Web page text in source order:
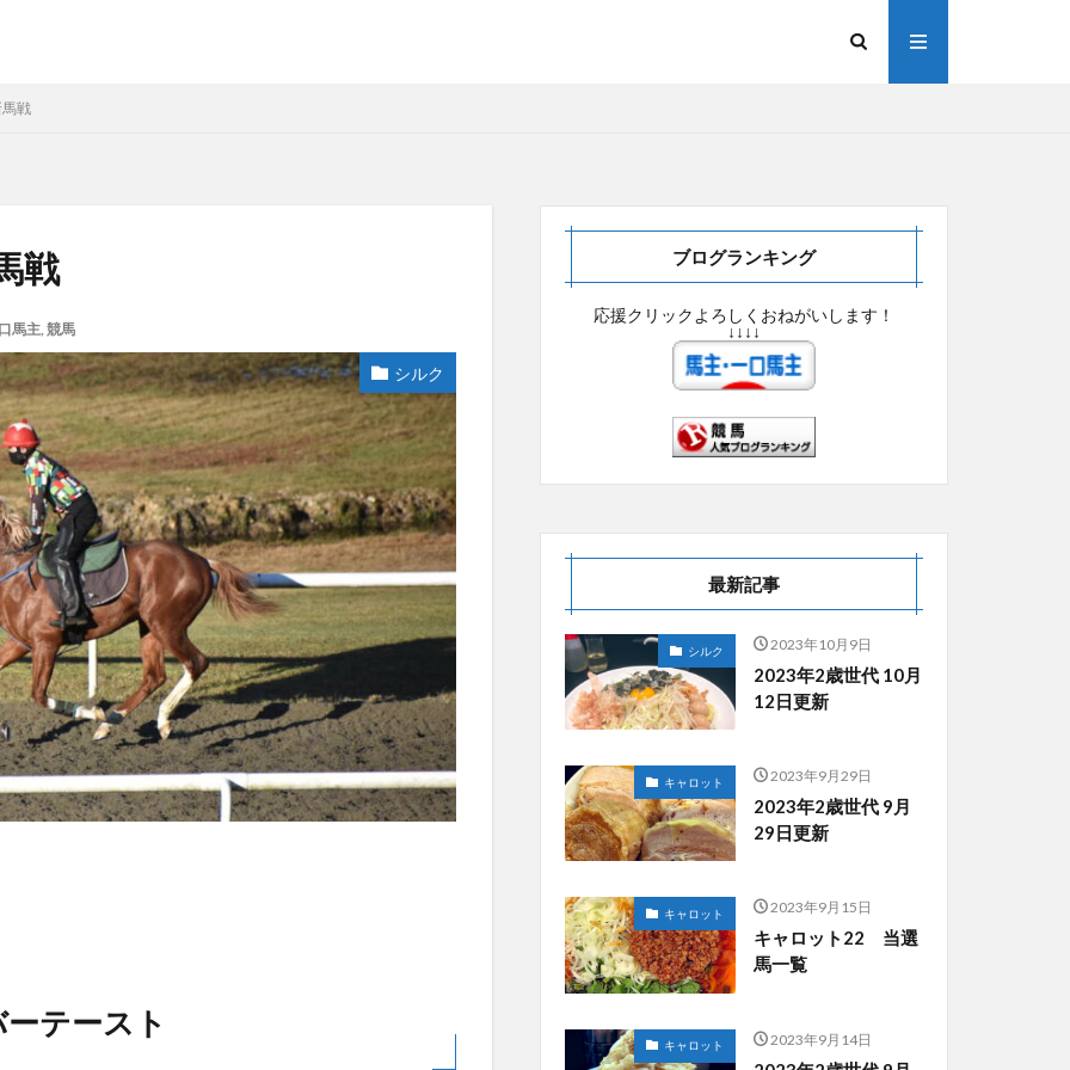
戦
戦
馬主, 競馬
シルク
テースト
ブログランキング
応援クリックよろしくおねがいします！
↓↓↓↓
最新記事
シルク 2023年10月9日
2023年2歳世代 10月
12日更新
キャロット 2023年9月29日
2023年2歳世代 9月
29日更新
キャロット 2023年9月15日
キャロット22 当選
馬一覧
キャロット 2023年9月14日